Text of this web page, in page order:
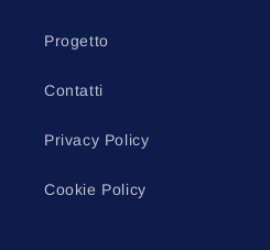
Progetto
Contatti
Privacy Policy
Cookie Policy